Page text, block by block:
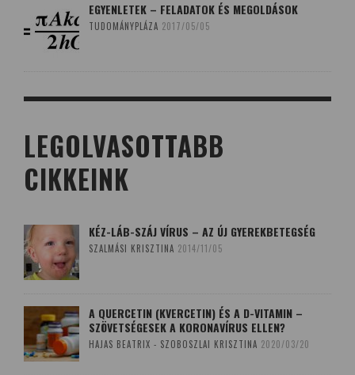
EGYENLETEK – FELADATOK ÉS MEGOLDÁSOK
TUDOMÁNYPLÁZA 2017/05/05
LEGOLVASOTTABB
CIKKEINK
KÉZ-LÁB-SZÁJ VÍRUS – AZ ÚJ GYEREKBETEGSÉG
SZALMÁSI KRISZTINA 2014/11/05
A QUERCETIN (KVERCETIN) ÉS A D-VITAMIN –
SZÖVETSÉGESEK A KORONAVÍRUS ELLEN?
HAJAS BEATRIX - SZOBOSZLAI KRISZTINA 2020/03/20